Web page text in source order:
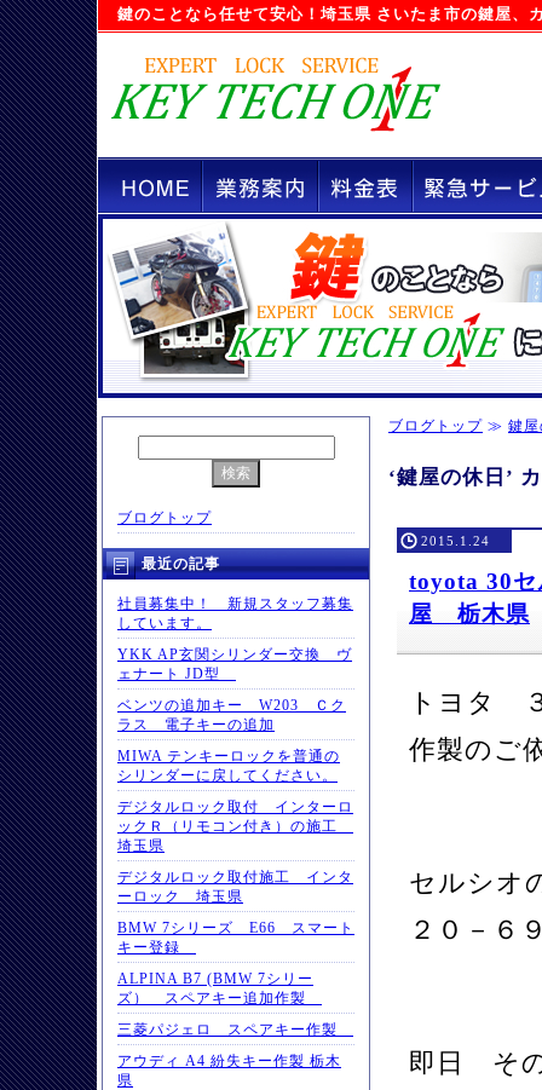
鍵のことなら任せて安心！ 埼玉県 さいたま市の鍵屋、
ブログトップ
最近の記事
社員募集中！ 新規スタッフ募集
しています。
YKK AP玄関シリンダー交換 ヴ
ェナート JD型
ベンツの追加キー W203 Ｃク
ラス 電子キーの追加
MIWA テンキーロックを普通の
シリンダーに戻してください。
デジタルロック取付 インターロ
ックＲ（リモコン付き）の施工
埼玉県
デジタルロック取付施工 インタ
ーロック 埼玉県
BMW 7シリーズ E66 スマート
キー登録
ALPINA B7 (BMW 7シリー
ズ） スペアキー追加作製
三菱パジェロ スペアキー作製
アウディ A4 紛失キー作製 栃木
県
ブログトップ ≫ 鍵
‘鍵屋の休日’
2015.1.24
toyota 30
屋 栃木県
トヨタ
作製のご
セルシオ
２０－６
即日 そ